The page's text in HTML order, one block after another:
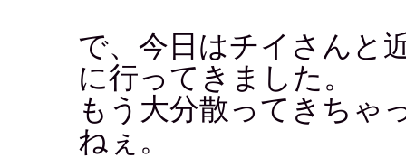
で、今日はチイさんと
に行ってきました。
もう大分散ってきちゃ
ねぇ。